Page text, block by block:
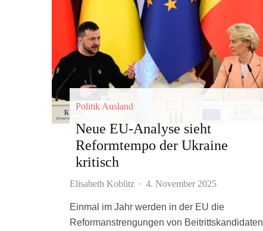
Politik Ausland
Neue EU-Analyse sieht
Reformtempo der Ukraine
kritisch
Elisabeth Koblitz · 4. November 2025
Einmal im Jahr werden in der EU die
Reformanstrengungen von Beitrittskandidaten